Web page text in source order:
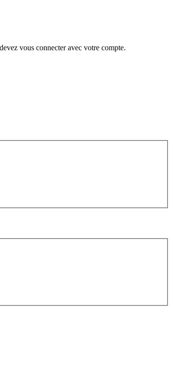
vous connecter avec votre compte.